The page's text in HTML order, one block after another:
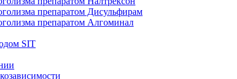
препаратом Дисульфирам
препаратом Алгоминал
SIT